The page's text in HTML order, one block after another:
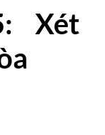
Xét